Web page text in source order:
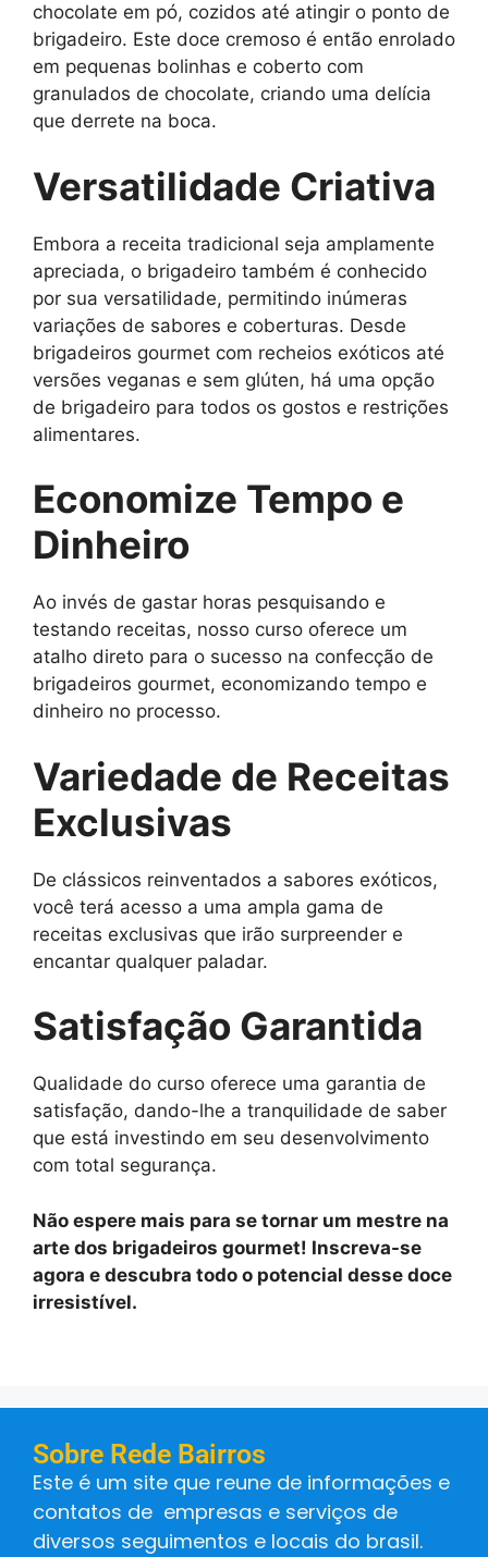
chocolate em pó, cozidos até atingir o ponto de
brigadeiro. Este doce cremoso é então enrolado
em pequenas bolinhas e coberto com
granulados de chocolate, criando uma delícia
que derrete na boca.
Versatilidade Criativa
Embora a receita tradicional seja amplamente
apreciada, o brigadeiro também é conhecido
por sua versatilidade, permitindo inúmeras
variações de sabores e coberturas. Desde
brigadeiros gourmet com recheios exóticos até
versões veganas e sem glúten, há uma opção
de brigadeiro para todos os gostos e restrições
alimentares.
Economize Tempo e
Dinheiro
Ao invés de gastar horas pesquisando e
testando receitas, nosso curso oferece um
atalho direto para o sucesso na confecção de
brigadeiros gourmet, economizando tempo e
dinheiro no processo.
Variedade de Receitas
Exclusivas
De clássicos reinventados a sabores exóticos,
você terá acesso a uma ampla gama de
receitas exclusivas que irão surpreender e
encantar qualquer paladar.
Satisfação Garantida
Qualidade do curso oferece uma garantia de
satisfação, dando-lhe a tranquilidade de saber
que está investindo em seu desenvolvimento
com total segurança.
Não espere mais para se tornar um mestre na
arte dos brigadeiros gourmet! Inscreva-se
agora e descubra todo o potencial desse doce
irresistível.
Sobre Rede Bairros
Este é um site que reune de informações e
contatos de empresas e serviços de
diversos seguimentos e locais do brasil.